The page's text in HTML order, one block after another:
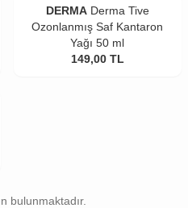
DERMA Derma Tive
Ozonlanmış Saf Kantaron
Yağı 50 ml
149,00 TL
bulunmaktadır.